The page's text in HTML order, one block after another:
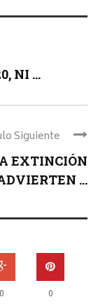
NI ...
Siguiente
EXTINCIÓN
...
0 0